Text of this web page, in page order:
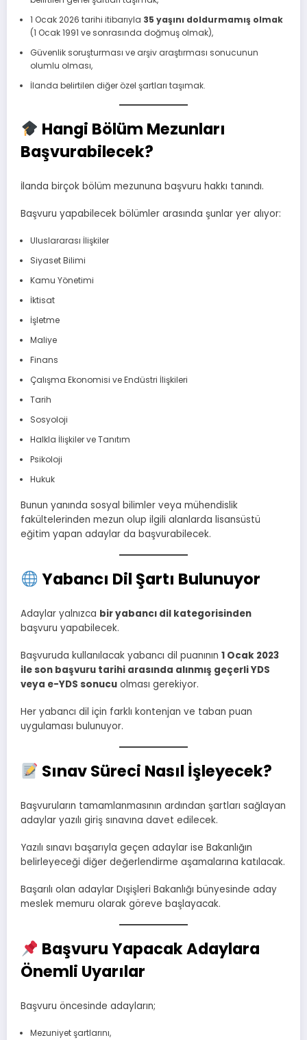
1 Ocak 2026 tarihi itibarıyla 35 yaşını doldurmamış olmak
(1 Ocak 1991 ve sonrasında doğmuş olmak),
Güvenlik soruşturması ve arşiv araştırması sonucunun
olumlu olması,
İlanda belirtilen diğer özel şartları taşımak.
Hangi Bölüm Mezunları
Başvurabilecek?
İlanda birçok bölüm mezununa başvuru hakkı tanındı.
Başvuru yapabilecek bölümler arasında şunlar yer alıyor:
Uluslararası İlişkiler
Siyaset Bilimi
Kamu Yönetimi
İktisat
İşletme
Maliye
Finans
Çalışma Ekonomisi ve Endüstri İlişkileri
Tarih
Sosyoloji
Halkla İlişkiler ve Tanıtım
Psikoloji
Hukuk
Bunun yanında sosyal bilimler veya mühendislik
fakültelerinden mezun olup ilgili alanlarda lisansüstü
eğitim yapan adaylar da başvurabilecek.
Yabancı Dil Şartı Bulunuyor
Adaylar yalnızca bir yabancı dil kategorisinden
başvuru yapabilecek.
Başvuruda kullanılacak yabancı dil puanının 1 Ocak 2023
ile son başvuru tarihi arasında alınmış geçerli YDS
veya e-YDS sonucu olması gerekiyor.
Her yabancı dil için farklı kontenjan ve taban puan
uygulaması bulunuyor.
Sınav Süreci Nasıl İşleyecek?
Başvuruların tamamlanmasının ardından şartları sağlayan
adaylar yazılı giriş sınavına davet edilecek.
Yazılı sınavı başarıyla geçen adaylar ise Bakanlığın
belirleyeceği diğer değerlendirme aşamalarına katılacak.
Başarılı olan adaylar Dışişleri Bakanlığı bünyesinde aday
meslek memuru olarak göreve başlayacak.
Başvuru Yapacak Adaylara
Önemli Uyarılar
Başvuru öncesinde adayların;
Mezuniyet şartlarını,